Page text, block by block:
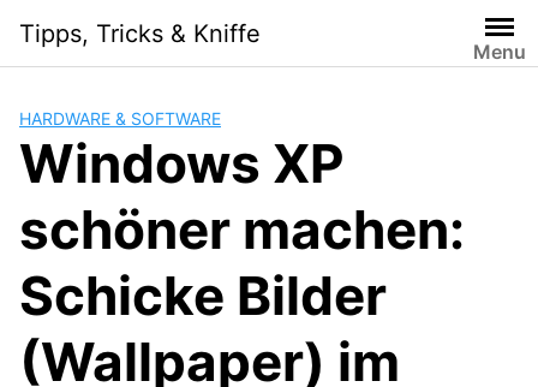
content
Tipps, Tricks & Kniffe
Menu
HARDWARE & SOFTWARE
Windows XP
schöner machen:
Schicke Bilder
(Wallpaper) im